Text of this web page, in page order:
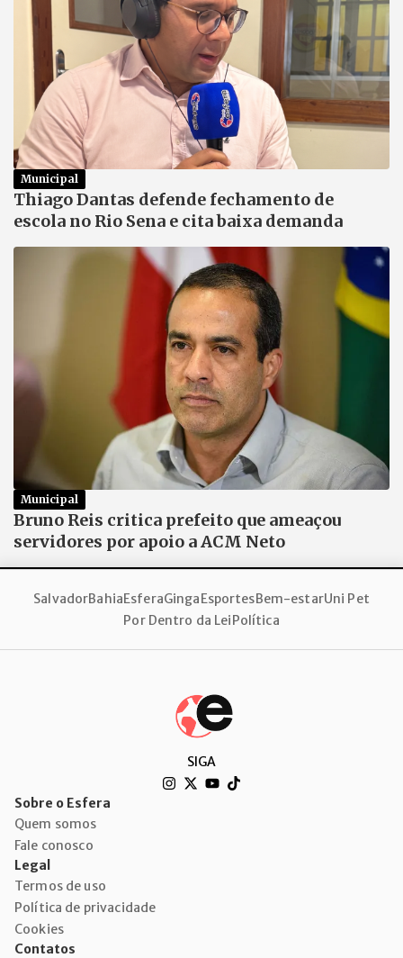
Municipal
Thiago Dantas defende fechamento de
escola no Rio Sena e cita baixa demanda
Municipal
Bruno Reis critica prefeito que ameaçou
servidores por apoio a ACM Neto
SalvadorBahiaEsferaGingaEsportesBem-estarUni Pet
Por Dentro da LeiPolítica
SIGA
Sobre o Esfera
Quem somos
Fale conosco
Legal
Termos de uso
Política de privacidade
Cookies
Contatos